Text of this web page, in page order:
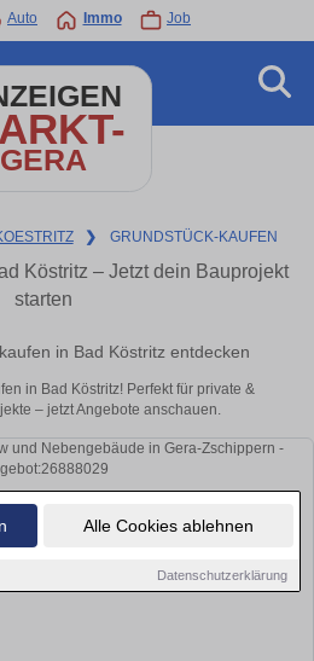
Alle Cookies ablehnen
Datenschutzerklärung
Auto Immo Job
GERA
❯ GRUNDSTÜCK-KAUFEN
Köstritz – Jetzt dein Bauprojekt
starten
in Bad Köstritz entdecken
in Bad Köstritz! Perfekt für private &
– jetzt Angebote anschauen.